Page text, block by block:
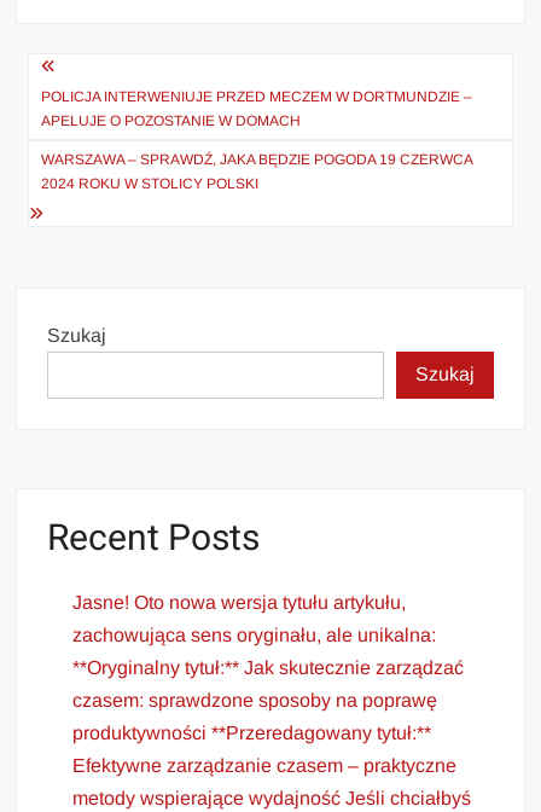
Nawigacja
wpisu
POLICJA INTERWENIUJE PRZED MECZEM W DORTMUNDZIE –
APELUJE O POZOSTANIE W DOMACH
WARSZAWA – SPRAWDŹ, JAKA BĘDZIE POGODA 19 CZERWCA
2024 ROKU W STOLICY POLSKI
Szukaj
Szukaj
Recent Posts
Jasne! Oto nowa wersja tytułu artykułu,
zachowująca sens oryginału, ale unikalna:
**Oryginalny tytuł:** Jak skutecznie zarządzać
czasem: sprawdzone sposoby na poprawę
produktywności **Przeredagowany tytuł:**
Efektywne zarządzanie czasem – praktyczne
metody wspierające wydajność Jeśli chciałbyś